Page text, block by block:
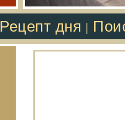
Рецепт дня